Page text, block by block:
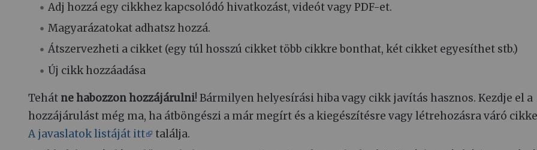
Adj hozzá egy cikkhez kapcsolódó hivatkozást, videót vagy PDF-et.
Magyarázatokat adhatsz hozzá.
Átszervezheti a cikket (egy túl hosszú cikket több cikkre bonthat, két cikket egyesíthet stb.)
Új cikk hozzáadása
Tehát ne habozzon hozzájárulni! Bármilyen helyesírási hiba vagy cikk javítás hasznos. Kezdje el a
hozzájárulást még ma, ha átböngészi a már megírt és a kiegészítésre vagy létrehozásra váró
A javaslatok listáját itt
találja.